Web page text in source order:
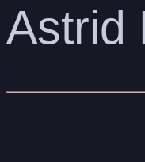
Astrid